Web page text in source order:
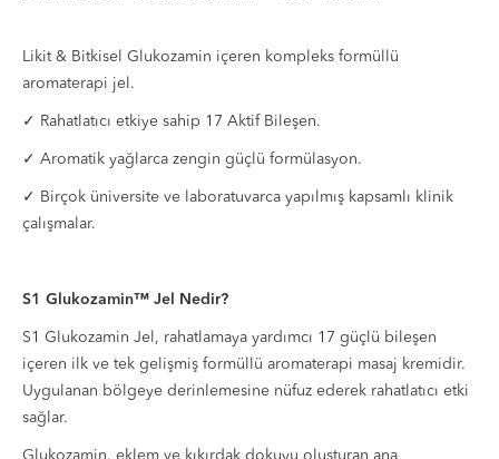
Likit & Bitkisel Glukozamin içeren kompleks formüllü
aromaterapi jel.
✓ Rahatlatıcı etkiye sahip 17 Aktif Bileşen.
✓ Aromatik yağlarca zengin güçlü formülasyon.
✓ Birçok üniversite ve laboratuvarca yapılmış kapsamlı klinik
çalışmalar.
S1 Glukozamin™ Jel Nedir?
S1 Glukozamin Jel, rahatlamaya yardımcı 17 güçlü bileşen
içeren ilk ve tek gelişmiş formüllü aromaterapi masaj kremidir.
Uygulanan bölgeye derinlemesine nüfuz ederek rahatlatıcı etki
sağlar.